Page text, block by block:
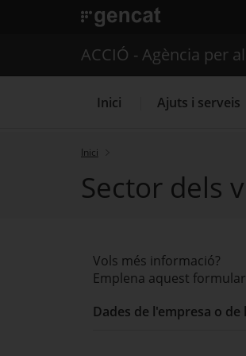
. Obre en una nova finestra.
Serveis
ACCIÓ - Agència per
Inici Ajuts i serveis
Inici
Sector dels
Vols més informació?
Emplena aquest
Dades de l'empresa o